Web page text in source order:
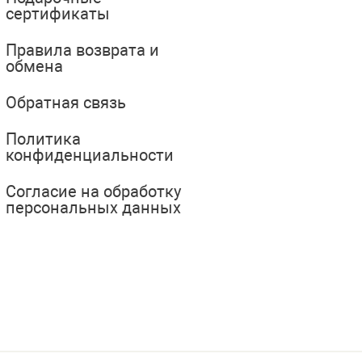
сертификаты
Правила возврата и
обмена
Обратная связь
Политика
конфиденциальности
Согласие на обработку
персональных данных